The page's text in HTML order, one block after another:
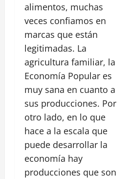
alimentos, muchas
veces confiamos en
marcas que están
legitimadas. La
agricultura familiar, la
Economía Popular es
muy sana en cuanto a
sus producciones. Por
otro lado, en lo que
hace a la escala que
puede desarrollar la
economía hay
producciones que son